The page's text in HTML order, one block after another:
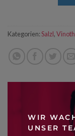
Kategorien:Salzl,
BESCHREIBUNG
WIR
UNSER